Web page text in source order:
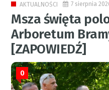
AKTUALNOŚCI 7 sierpnia
Msza święta
Arboretum
[ZAPOWIEDŹ]
0